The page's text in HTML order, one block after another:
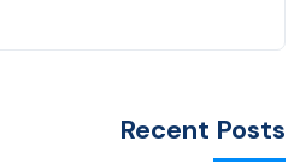
Recent Posts